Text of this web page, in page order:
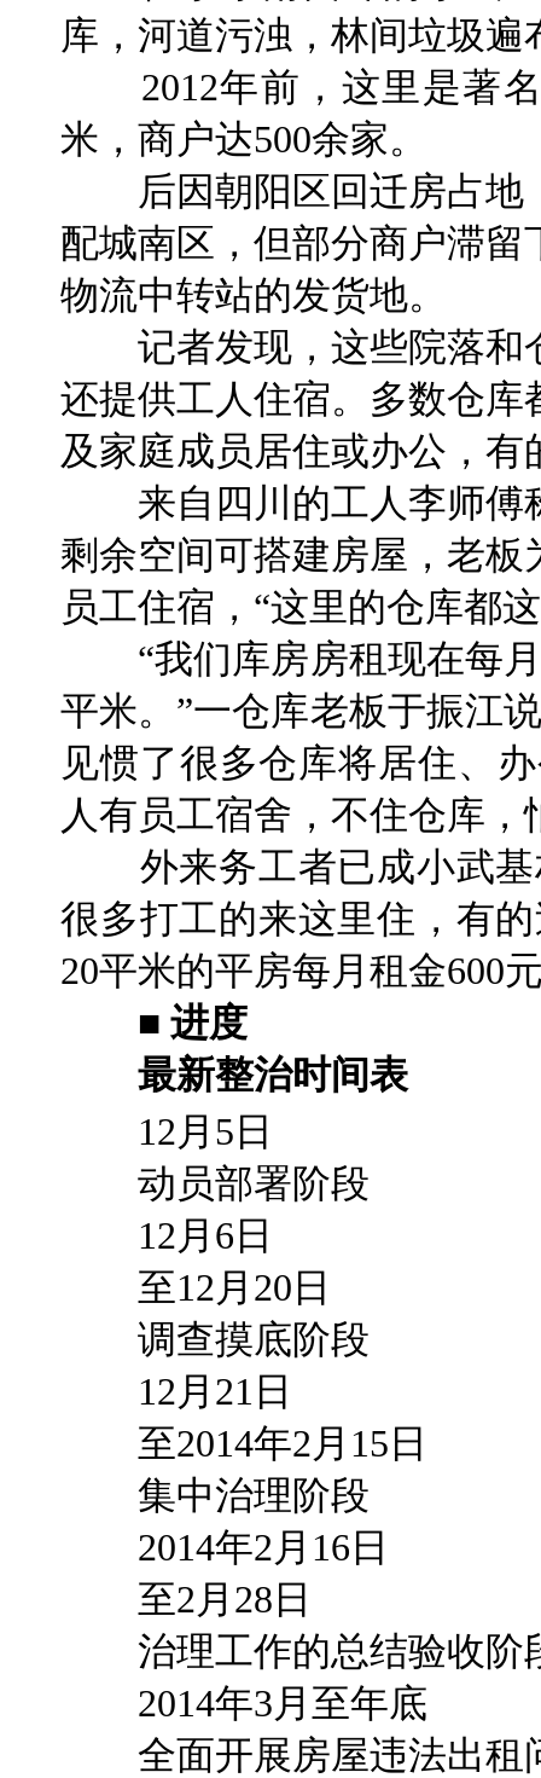
库，河道污浊，林间垃圾遍
2012年前，这里是著名
米，商户达500余家。
后因朝阳区回迁房占地
配城南区，但部分商户滞
物流中转站的发货地。
记者发现，这些院落和
还提供工人住宿。多数仓
及家庭成员居住或办公，
来自四川的工人李师傅
剩余空间可搭建房屋，老
员工住宿，“这里的仓库都
“我们库房房租现在每月
平米。”一仓库老板于振江
见惯了很多仓库将居住、
人有员工宿舍，不住仓库，
外来务工者已成小武基
很多打工的来这里住，有
20平米的平房每月租金600
■ 进度
最新整治时间表
12月5日
动员部署阶段
12月6日
至12月20日
调查摸底阶段
12月21日
至2014年2月15日
集中治理阶段
2014年2月16日
至2月28日
治理工作的总结验收阶
2014年3月至年底
全面开展房屋违法出租